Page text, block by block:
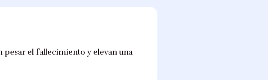
pesar el fallecimiento y elevan una